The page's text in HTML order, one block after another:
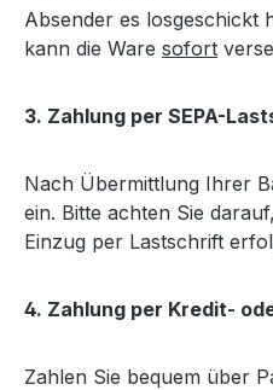
Absender es losgeschickt
kann die Ware sofort
3. Zahlung per SEPA-
Nach Übermittlung Ihrer
ein. Bitte achten Sie
Einzug per Lastschrift
4. Zahlung per Kredit-
Zahlen Sie bequem über